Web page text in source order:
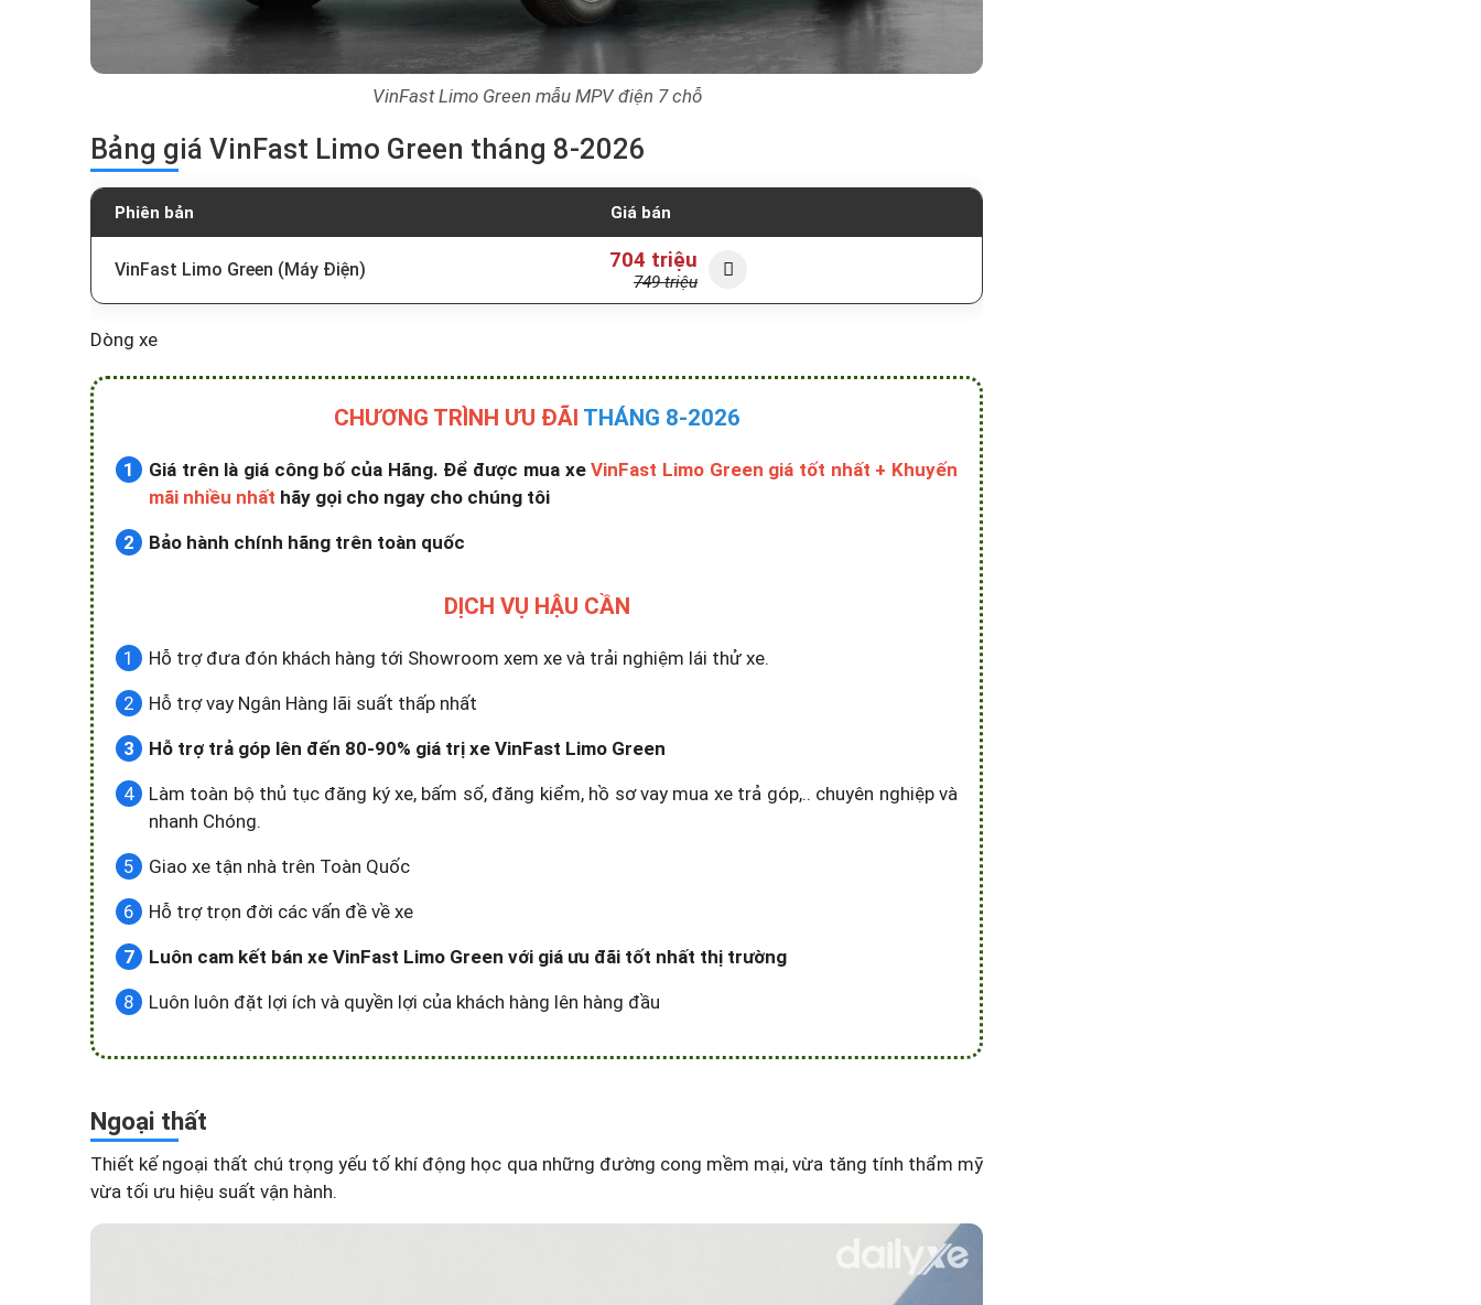
VinFast Limo Green mẫu MPV điện 7 chỗ
Bảng giá VinFast Limo Green tháng 8-2026
Phiên bản Giá bán
VinFast Limo Green (Máy Điện) 704 triệu
749 triệu
Dòng xe
CHƯƠNG TRÌNH ƯU ĐÃI THÁNG 8-2026
Giá trên là giá công bố của Hãng. Để được mua xeVinFast Limo Green giá tốt nhất + Khuyến
mãi nhiều nhất hãy gọi cho ngay cho chúng tôi
Bảo hành chính hãng trên toàn quốc
DỊCH VỤ HẬU CẦN
Hỗ trợ đưa đón khách hàng tới Showroom xem xe và trải nghiệm lái thử xe.
Hỗ trợ vay Ngân Hàng lãi suất thấp nhất
Hỗ trợ trả góp lên đến 80-90% giá trị xe VinFast Limo Green
Làm toàn bộ thủ tục đăng ký xe, bấm số, đăng kiểm, hồ sơ vay mua xe trả góp,.. chuyên nghiệp và
nhanh Chóng.
Giao xe tận nhà trên Toàn Quốc
Hỗ trợ trọn đời các vấn đề về xe
Luôn cam kết bán xe VinFast Limo Green với giá ưu đãi tốt nhất thị trường
Luôn luôn đặt lợi ích và quyền lợi của khách hàng lên hàng đầu
Ngoại thất
Thiết kế ngoại thất chú trọng yếu tố khí động học qua những đường cong mềm mại, vừa tăng tính thẩm mỹ
vừa tối ưu hiệu suất vận hành.